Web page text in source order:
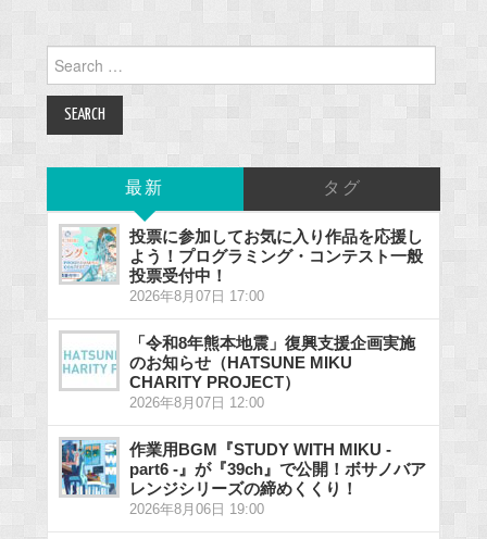
for:
最新 タグ
投票に参加してお気に入り作品を応援し
よう！プログラミング・コンテスト一般
投票受付中！
2026年8月07日 17:00
「令和8年熊本地震」復興支援企画実施
のお知らせ（HATSUNE MIKU
CHARITY PROJECT）
2026年8月07日 12:00
作業用BGM『STUDY WITH MIKU -
part6 -』が『39ch』で公開！ボサノバア
レンジシリーズの締めくくり！
2026年8月06日 19:00